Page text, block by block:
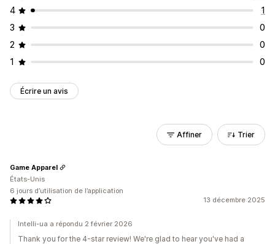
4
1
3
0
2
0
1
0
Écrire un avis
Affiner Trier
13 décembre 2025
Game Apparel
États-Unis
6 jours d’utilisation de l’application
Intelli-ua a répondu 2 février 2026
Thank you for the 4-star review! We're glad to hear you've had a